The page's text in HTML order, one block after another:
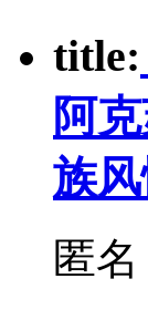
title:
阿
族
匿名